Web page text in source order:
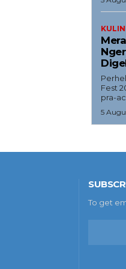
Fest
pra-
5
To get